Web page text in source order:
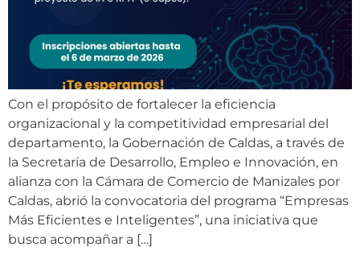
Con el propósito de fortalecer la eficiencia
organizacional y la competitividad empresarial del
departamento, la Gobernación de Caldas, a través de
la Secretaría de Desarrollo, Empleo e Innovación, en
alianza con la Cámara de Comercio de Manizales por
Caldas, abrió la convocatoria del programa “Empresas
Más Eficientes e Inteligentes”, una iniciativa que
busca acompañar a […]